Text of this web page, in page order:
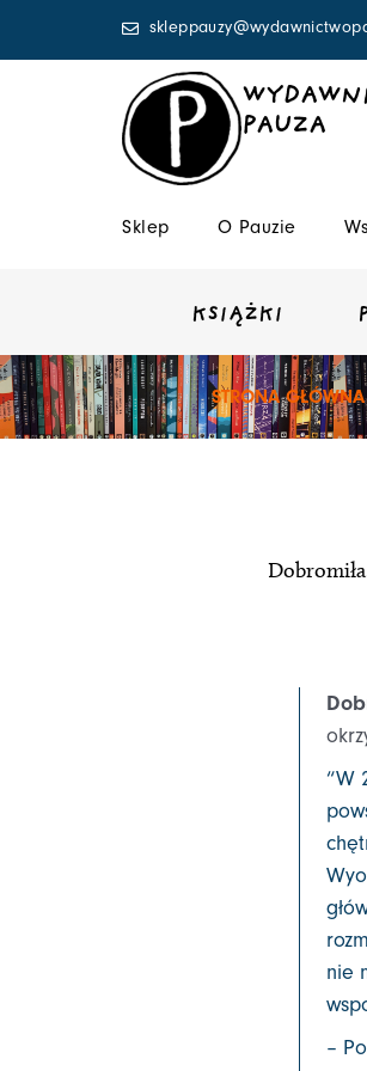
PAUZA
Sklep O Pauzie
KSIĄŻKI
STRONA GŁÓWNA
“W
nie
–